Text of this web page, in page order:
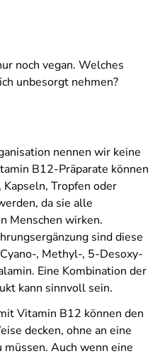
noch vegan. Welches
unbesorgt nehmen?
nennen wir keine
B12-Präparate können
Tropfen oder
da sie alle
Menschen wirken.
sind diese
, Methyl-, 5-Desoxy-
Eine Kombination der
kann sinnvoll sein.
Vitamin B12 können den
decken, ohne an eine
müssen. Auch wenn eine